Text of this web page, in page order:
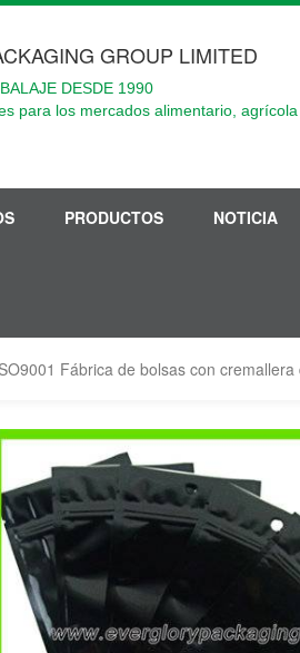
GROUP LIMITED
DESDE 1990
para los mercados alimentario,
PRODUCTOS NOTICIA
Fábrica de bolsas con